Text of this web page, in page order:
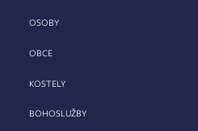
OSOBY
OBCE
KOSTELY
BOHOSLUŽBY